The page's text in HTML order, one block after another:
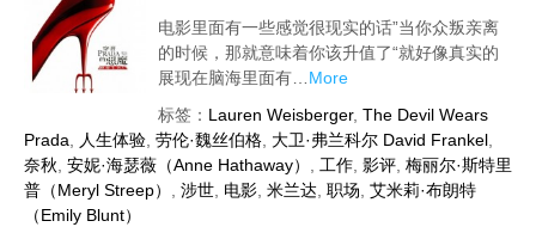
电影里面有一些感觉很现实的话”当你众叛亲离
的时候，那就意味着你该升值了“就好像真实的
展现在脑海里面有… More
标签： Lauren Weisberger, The Devil Wears
Prada
人生体验 劳伦·魏丝伯格 大卫·弗兰科尔 David Frankel
奈秋 安妮·海瑟薇（Anne Hathaway） 工作 影评 梅丽尔·斯特里
普（Meryl Streep）
涉世 电影 米兰达 职场 艾米莉·布朗特
（Emily Blunt）